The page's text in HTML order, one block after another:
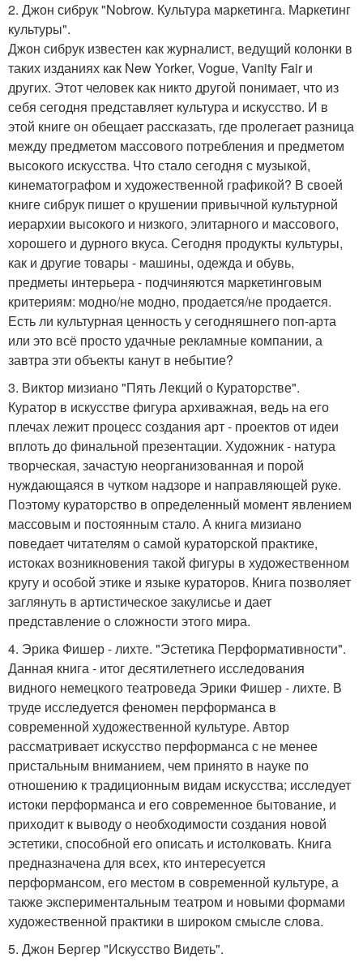
2. Джон сибрук "Nobrow. Культура маркетинга. Маркетинг
культуры".
Джон сибрук известен как журналист, ведущий колонки в
таких изданиях как New Yorker, Vogue, Vanity Fair и
других. Этот человек как никто другой понимает, что из
себя сегодня представляет культура и искусство. И в
этой книге он обещает рассказать, где пролегает разница
между предметом массового потребления и предметом
высокого искусства. Что стало сегодня с музыкой,
кинематографом и художественной графикой? В своей
книге сибрук пишет о крушении привычной культурной
иерархии высокого и низкого, элитарного и массового,
хорошего и дурного вкуса. Сегодня продукты культуры,
как и другие товары - машины, одежда и обувь,
предметы интерьера - подчиняются маркетинговым
критериям: модно/не модно, продается/не продается.
Есть ли культурная ценность у сегодняшнего поп-арта
или это всё просто удачные рекламные компании, а
завтра эти объекты канут в небытие?
3. Виктор мизиано "Пять Лекций о Кураторстве".
Куратор в искусстве фигура архиважная, ведь на его
плечах лежит процесс создания арт - проектов от идеи
вплоть до финальной презентации. Художник - натура
творческая, зачастую неорганизованная и порой
нуждающаяся в чутком надзоре и направляющей руке.
Поэтому кураторство в определенный момент явлением
массовым и постоянным стало. А книга мизиано
поведает читателям о самой кураторской практике,
истоках возникновения такой фигуры в художественном
кругу и особой этике и языке кураторов. Книга позволяет
заглянуть в артистическое закулисье и дает
представление о сложности этого мира.
4. Эрика Фишер - лихте. "Эстетика Перформативности".
Данная книга - итог десятилетнего исследования
видного немецкого театроведа Эрики Фишер - лихте. В
труде исследуется феномен перформанса в
современной художественной культуре. Автор
рассматривает искусство перформанса с не менее
пристальным вниманием, чем принято в науке по
отношению к традиционным видам искусства; исследует
истоки перформанса и его современное бытование, и
приходит к выводу о необходимости создания новой
эстетики, способной его описать и истолковать. Книга
предназначена для всех, кто интересуется
перформансом, его местом в современной культуре, а
также экспериментальным театром и новыми формами
художественной практики в широком смысле слова.
5. Джон Бергер "Искусство Видеть".